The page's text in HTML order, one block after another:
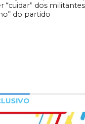
“cuidar” dos
do partido